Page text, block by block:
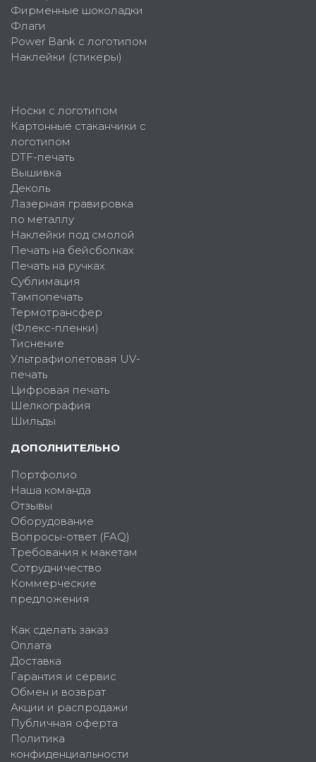
Фирменные шоколадки
Флаги
Power Bank с логотипом
Наклейки (стикеры)
Носки с логотипом
Картонные стаканчики с
логотипом
DTF-печать
Вышивка
Деколь
Лазерная гравировка
по металлу
Наклейки под смолой
Печать на бейсболках
Печать на ручках
Сублимация
Тампопечать
Термотрансфер
(Флекс-пленки)
Тиснение
Ультрафиолетовая UV-
печать
Цифровая печать
Шелкография
Шильды
ДОПОЛНИТЕЛЬНО
Портфолио
Наша команда
Отзывы
Оборудование
Вопросы-ответ (FAQ)
Требования к макетам
Сотрудничество
Коммерческие
предложения
Как сделать заказ
Оплата
Доставка
Гарантия и сервис
Обмен и возврат
Акции и распродажи
Публичная оферта
Политика
конфиденциальности